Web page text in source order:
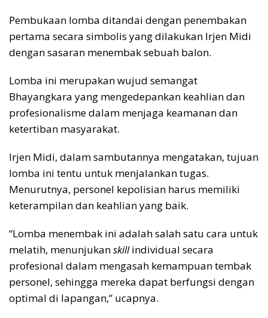
Pembukaan lomba ditandai dengan penembakan
pertama secara simbolis yang dilakukan Irjen Midi
dengan sasaran menembak sebuah balon.
Lomba ini merupakan wujud semangat
Bhayangkara yang mengedepankan keahlian dan
profesionalisme dalam menjaga keamanan dan
ketertiban masyarakat.
Irjen Midi, dalam sambutannya mengatakan, tujuan
lomba ini tentu untuk menjalankan tugas.
Menurutnya, personel kepolisian harus memiliki
keterampilan dan keahlian yang baik.
“Lomba menembak ini adalah salah satu cara untuk
melatih, menunjukanskillindividual secara
profesional dalam mengasah kemampuan tembak
personel, sehingga mereka dapat berfungsi dengan
optimal di lapangan,” ucapnya.